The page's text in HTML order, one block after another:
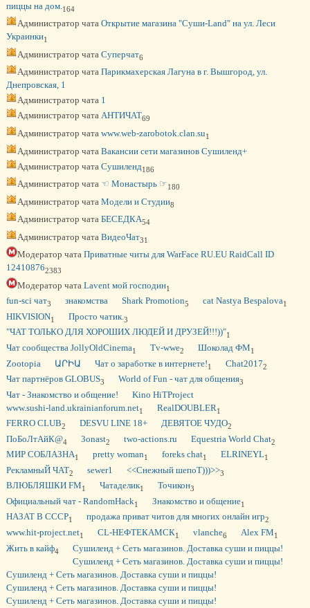
пиццы на дом. 164
Администратор чата Открытие магазина "Суши-Land" на ул. Леси
Украинки1
Администратор чата Суперчат6
Администратор чата Парикмахерская Лагуна в г. Вышгород, ул.
Днепровская, 1
Администратор чата 1
Администратор чата АНТИЧАТ69
Администратор чата www.web-zarobotok.clan.su1
Администратор чата Вакансии сети магазинов Сушиленд+
Администратор чата Сушиленд186
Администратор чата ☜ Монастырь ☞180
Администратор чата Модели и Студии8
Администратор чата БЕСЕДКА54
Администратор чата ВидеоЧат31
Модератор чата Приватные читы для WarFace RU.EU RaidCall ID
124108762383
Модератор чата Lavent мой господин1
fun-sci чат3 знакомства Shark Promotion5 cat Nastya Bespalova1
HIKVISION1 Просто чатик.3
"ЧАТ ТОЛЬКО ДЛЯ ХОРОШИХ ЛЮДЕЙ И ДРУЗЕЙ!!!))"1
Чат сообщества JollyOldCinema1 Tv-wwe2 Шоколад ФМ1
Zootopia ԱՐԻԱ Чат о заработке в интернете!1 Chat20172
Чат партнёров GLOBUS3 World of Fun - чат для общения3
Чат - Знакомство и общение!
Kino HiTProject
www.sushi-land.ukrainianforum.net1 RealDOUBLER1
FERRO CLUB2 DESVU LINE 18+ ДЕВЯТОЕ ЧУДО2
ПоБоЛтАйК@4 3onast2 two-actions.ru Equestria World Chat2
МИР СОБЛАЗНА1 pretty woman1 foreks chat1 ELRINEYL1
РекламныЙ ЧАТ2 sewer1 <<Снежный шепоТ)))>>3
ВЛЮБЛЯШКИ FM1 Чатаделик1 Точикон3
Официальный чат - RandomHack1 Знакомство и общение1
НАЗАТ В СССР1 продажа приват читов для многих онлайн игр2
www.hit-project.net1 CL-НЕФТЕКАМСК1 vlanche6 Alex FM1
Жить в кайф4
Сушиленд + Сеть магазинов. Доставка суши и пиццы!
Сушиленд + Сеть магазинов. Доставка суши и пиццы!
Сушиленд + Сеть магазинов. Доставка суши и пиццы!
Сушиленд + Сеть магазинов. Доставка суши и пиццы!
Сушиленд + Сеть магазинов. Доставка суши и пиццы!